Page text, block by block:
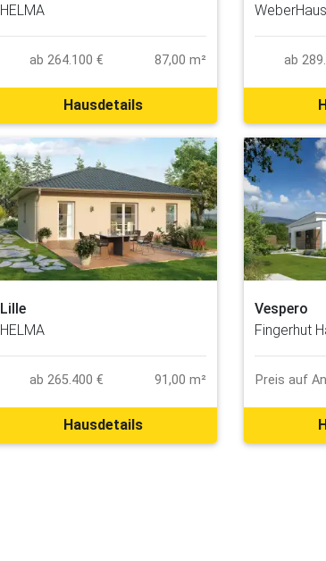
HELMA
ab 264.100 € 87,00 m²
Hausdetails
WeberHaus
ab
Lille
HELMA
ab 265.400 € 91,00 m²
Hausdetails
Vespero
Fingerhut
Preis auf